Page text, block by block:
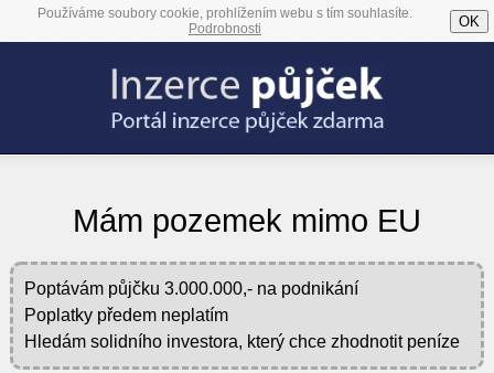
Používáme soubory cookie, prohlížením webu s tím souhlasíte.
Podrobnosti
OK
Mám pozemek mimo EU
Poptávám půjčku 3.000.000,- na podnikání
Poplatky předem neplatím
Hledám solidního investora, který chce zhodnotit peníze